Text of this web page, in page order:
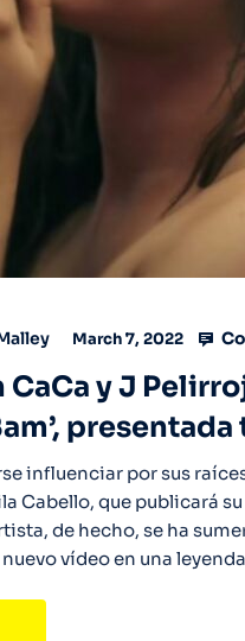
March 7, 2022
CaCa y J
influenciar por sus
Cabello, que publicará
de hecho, se ha
vídeo en una